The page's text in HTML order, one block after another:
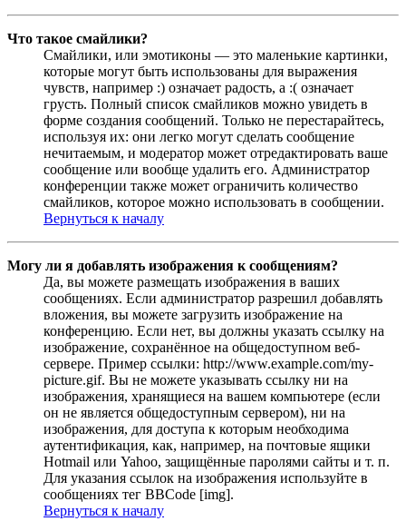
Что такое смайлики?
Смайлики, или эмотиконы — это маленькие картинки,
которые могут быть использованы для выражения
чувств, например :) означает радость, а :( означает
грусть. Полный список смайликов можно увидеть в
форме создания сообщений. Только не перестарайтесь,
используя их: они легко могут сделать сообщение
нечитаемым, и модератор может отредактировать ваше
сообщение или вообще удалить его. Администратор
конференции также может ограничить количество
смайликов, которое можно использовать в сообщении.
Вернуться к началу
Могу ли я добавлять изображения к сообщениям?
Да, вы можете размещать изображения в ваших
сообщениях. Если администратор разрешил добавлять
вложения, вы можете загрузить изображение на
конференцию. Если нет, вы должны указать ссылку на
изображение, сохранённое на общедоступном веб-
сервере. Пример ссылки: http://www.example.com/my-
picture.gif. Вы не можете указывать ссылку ни на
изображения, хранящиеся на вашем компьютере (если
он не является общедоступным сервером), ни на
изображения, для доступа к которым необходима
аутентификация, как, например, на почтовые ящики
Hotmail или Yahoo, защищённые паролями сайты и т. п.
Для указания ссылок на изображения используйте в
сообщениях тег BBCode [img].
Вернуться к началу